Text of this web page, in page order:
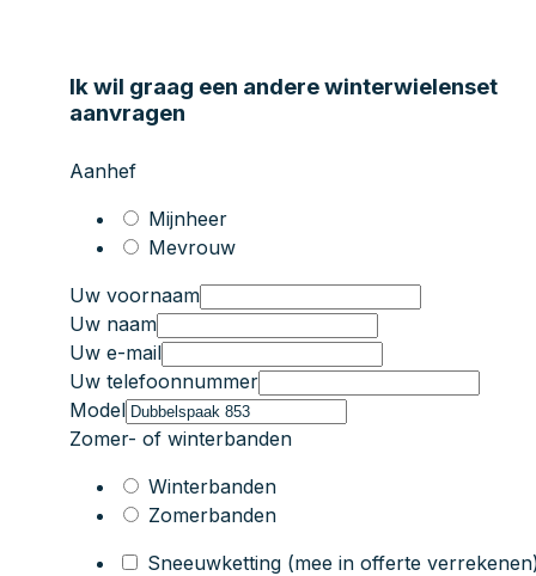
Ik wil graag een andere winterwielenset
aanvragen
Aanhef
Mijnheer
Mevrouw
Uw voornaam
Uw naam
Uw e-mail
Uw telefoonnummer
Model
Zomer- of winterbanden
Winterbanden
Zomerbanden
Sneeuwketting (mee in offerte